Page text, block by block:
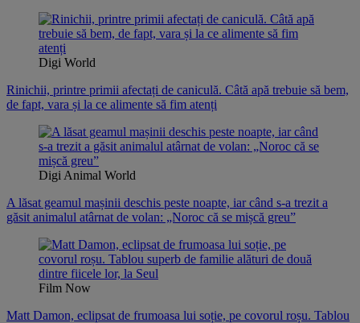
Digi World
Rinichii, printre primii afectați de caniculă. Câtă apă trebuie să bem,
de fapt, vara și la ce alimente să fim atenți
Digi Animal World
A lăsat geamul mașinii deschis peste noapte, iar când s-a trezit a
găsit animalul atârnat de volan: „Noroc că se mișcă greu”
Film Now
Matt Damon, eclipsat de frumoasa lui soție, pe covorul roșu. Tablou